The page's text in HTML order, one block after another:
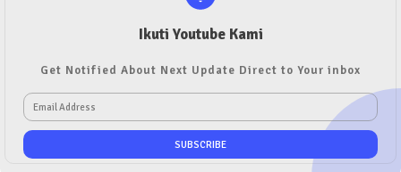
Ikuti Youtube Kami
Get Notified About Next Update Direct to Your inbox